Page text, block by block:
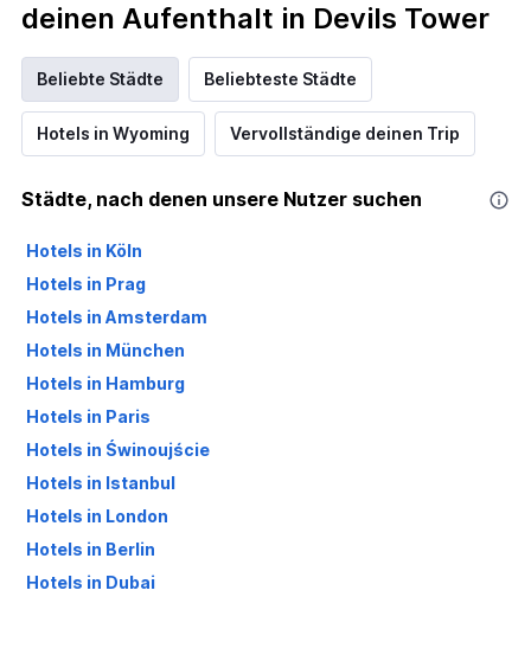
deinen Aufenthalt in Devils Tower
Beliebte Städte Beliebteste Städte
Hotels in Wyoming Vervollständige deinen Trip
Städte, nach denen unsere Nutzer suchen
Hotels in Köln
Hotels in Prag
Hotels in Amsterdam
Hotels in München
Hotels in Hamburg
Hotels in Paris
Hotels in Świnoujście
Hotels in Istanbul
Hotels in London
Hotels in Berlin
Hotels in Dubai